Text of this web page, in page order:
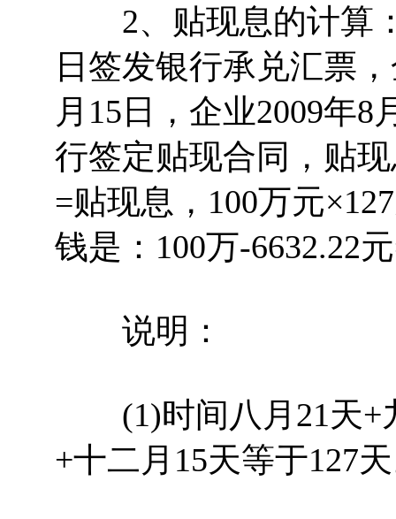
2、贴现息的计算：
日签发银行承兑汇票
月15日，企业2009年8
行签定贴现合同，贴
=贴现息，100万元
钱是：100万-6632.22
说明：
(1)时间八月21天+
+十二月15天等于127